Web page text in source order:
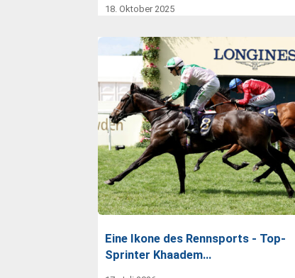
18. Oktober 2025
Eine Ikone des Rennsports - Top-
Sprinter Khaadem…